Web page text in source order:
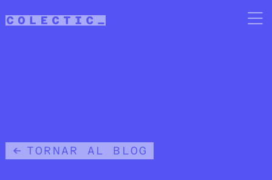
TORNAR AL BLOG